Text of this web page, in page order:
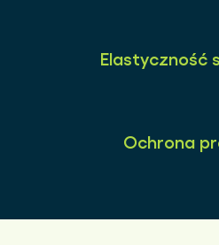
Elastyczność
Ochrona